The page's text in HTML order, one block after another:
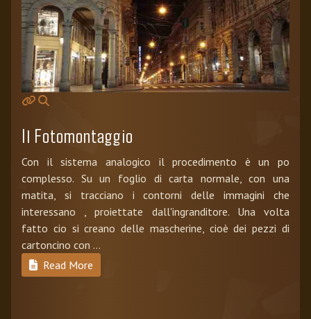
Il Fotomontaggio
Con il sistema analogico il procedimento è un po
complesso. Su un foglio di carta normale, con una
matita, si tracciano i contorni delle immagini che
interessano , proiettate dall'ingranditore. Una volta
fatto cio si creano delle mascherine, cioè dei pezzi di
cartoncino con ...
Read More